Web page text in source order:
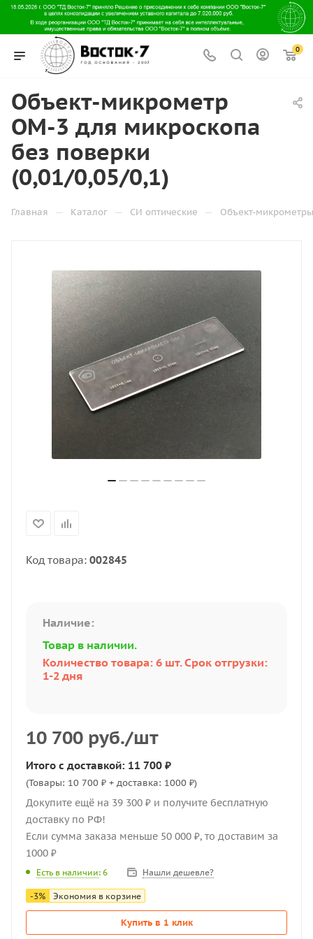
0
Объект-микрометр
ОМ-3 для микроскопа
без поверки
(0,01/0,05/0,1)
Главная — Каталог — СИ оптические — Объект-микрометры
Код товара: 002845
Наличие:
Товар в наличии.
Количество товара: 6 шт. Срок отгрузки:
1-2 дня
10 700 руб./шт
Итого с доставкой: 11 700 ₽
(Товары: 10 700 ₽ + доставка: 1000 ₽)
Докупите ещё на 39 300 ₽ и получите бесплатную
доставку по РФ!
Если сумма заказа меньше 50 000 ₽, то доставим за
1000 ₽
Есть в наличии: 6 Нашли дешевле?
-3% Экономия в корзине
Купить в 1 клик